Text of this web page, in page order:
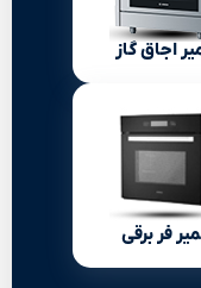
اجاق گاز
فر برقی